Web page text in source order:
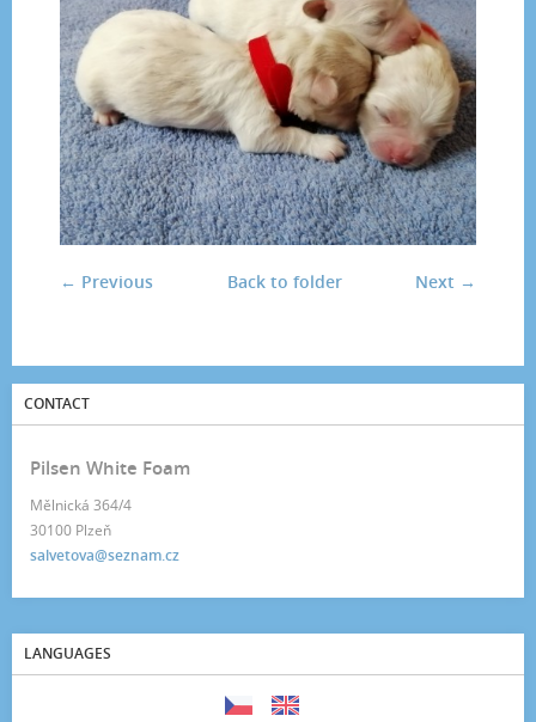
← Previous Next →
Back to folder
CONTACT
Pilsen White Foam
Mělnická 364/4
30100 Plzeň
salvetova@seznam.cz
LANGUAGES